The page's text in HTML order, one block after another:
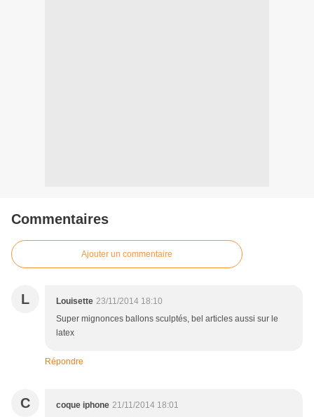
Commentaires
Ajouter un commentaire
L Louisette 23/11/2014 18:10
Super mignonces ballons sculptés, bel articles aussi sur le
latex
Répondre
C coque iphone 21/11/2014 18:01